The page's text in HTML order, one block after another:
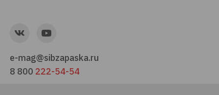
e-mag@sibzapaska.ru
8 800 222-54-54